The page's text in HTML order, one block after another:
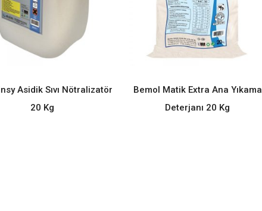
READ MORE
Asidik Sıvı Nötralizatör
20 Kg
READ MORE
Bemol Matik Extra Ana Yıkama
Deterjanı 20 Kg